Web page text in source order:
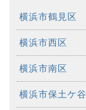
横浜市鶴見区
横浜市西区
横浜市南区
横浜市保土ケ